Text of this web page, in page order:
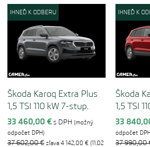
IHNEĎ K ODBERU
Škoda Karoq Extra Plus
1,5 TSI 110 kW 7-stup.
automat.
33 460,00 €s DPH (možný
odpočet DPH)
37 602,00 € zľava 4 142,00 € (11.02
IHNEĎ K
Škoda
1,5 TSI
33
odpočet
37 990,00